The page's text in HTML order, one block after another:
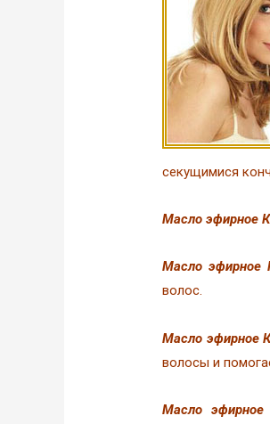
секущимися
Масло эфирное
Масло эфирное
волос.
Масло эфирное
волосы и
Масло эфирное